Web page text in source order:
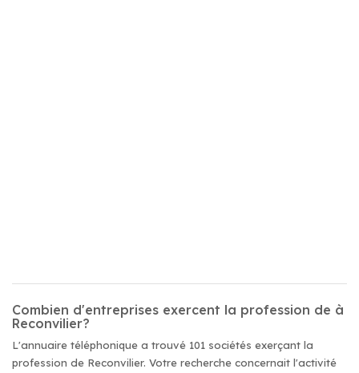
Combien d'entreprises exercent la profession de à
Reconvilier?
L'annuaire téléphonique a trouvé 101 sociétés exerçant la
profession de Reconvilier. Votre recherche concernait l'activité